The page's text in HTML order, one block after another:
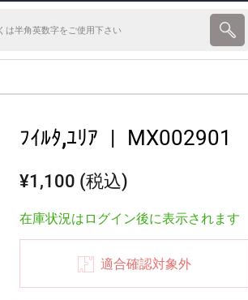
ﾌｲﾙﾀ,ﾕﾘｱ | MX002901
¥1,100 (税込)
在庫状況はログイン後に表示されます
適合確認対象外